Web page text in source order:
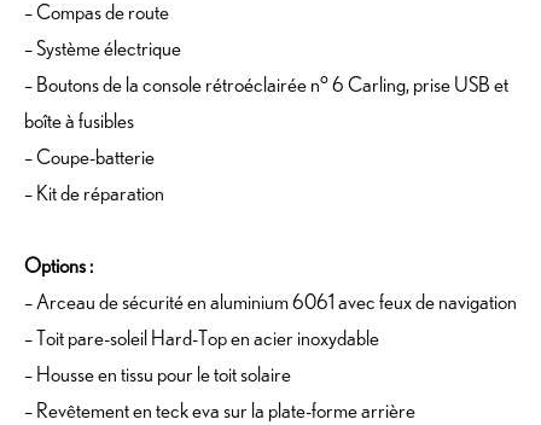
– Compas de route
– Système électrique
– Boutons de la console rétroéclairée n° 6 Carling, prise USB et
boîte à fusibles
– Coupe-batterie
– Kit de réparation
Options :
– Arceau de sécurité en aluminium 6061 avec feux de navigation
– Toit pare-soleil Hard-Top en acier inoxydable
– Housse en tissu pour le toit solaire
– Revêtement en teck eva sur la plate-forme arrière